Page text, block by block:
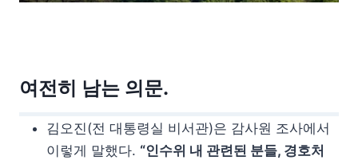
여전히 남는 의문.
김오진(전 대통령실 비서관)은 감사원 조사에서
이렇게 말했다. “인수위 내 관련된 분들, 경호처